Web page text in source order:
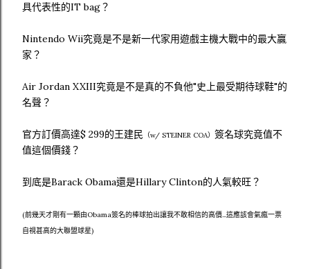
具代表性的IT bag？
Nintendo Wii究竟是不是新一代家用遊戲主機大戰中的最大贏
家？
Air Jordan XXIII究竟是不是真的不負他"史上最受期待球鞋"的
名聲？
官方訂價高達$ 299的王建民 （w/ STEINER COA） 簽名球究竟值不
值這個價錢？
到底是Barack Obama還是Hillary Clinton的人氣較旺？
(前幾天才剛有一顆由Obama簽名的棒球拍出讓我不敢相信的高價...這應該會氣瘋一票
自視甚高的大聯盟球星)